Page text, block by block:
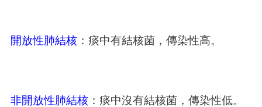
開放性肺結核：痰中有結核菌，傳染性高。
非開放性肺結核：痰中沒有結核菌，傳染性低。